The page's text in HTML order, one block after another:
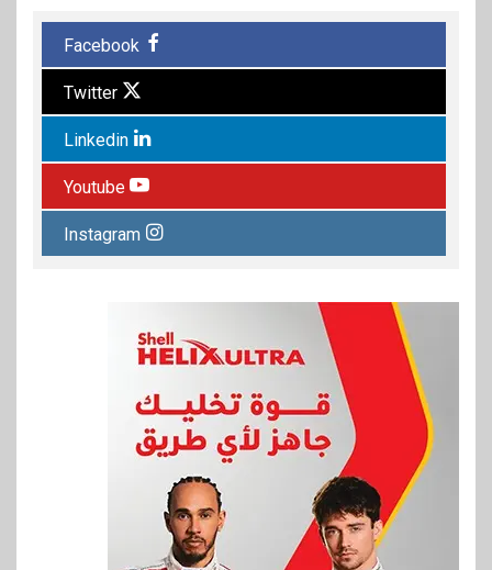
Facebook
Twitter
Linkedin
Youtube
Instagram